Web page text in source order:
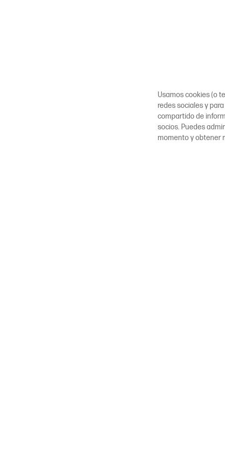
Usamos cookies (o
redes sociales y
compartido de
socios. Puedes
momento y obtener